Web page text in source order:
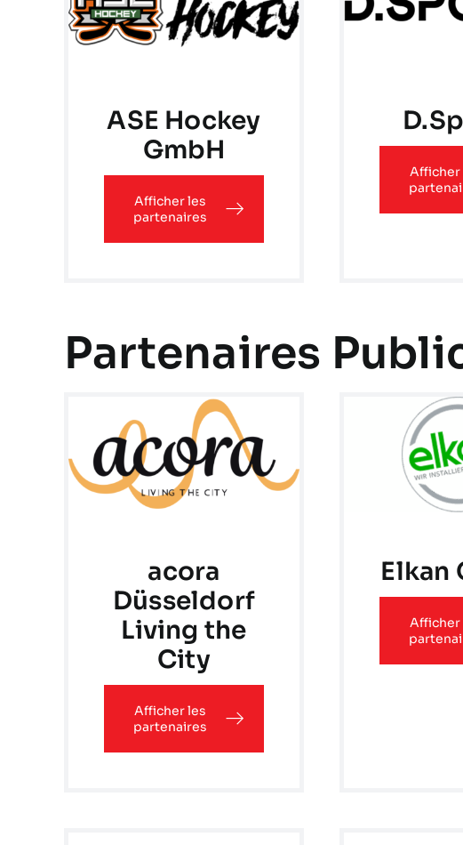
ASE Hockey
GmbH
Afficher les
partenaires
Afficher
Partenaires
acora
Düsseldorf
Living the
City
Afficher les
partenaires
Elkan
Afficher